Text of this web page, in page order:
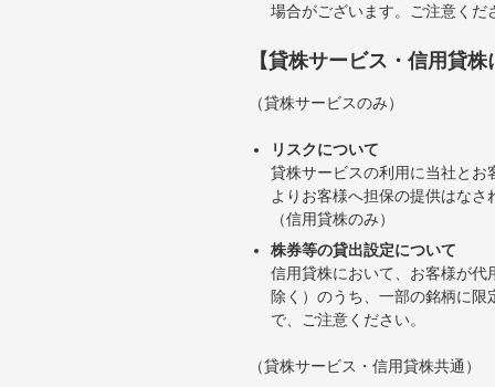
場合がございます。ご注意くだ
【貸株サービス・信用貸
（貸株サービスのみ）
リスクについて
貸株サービスの利用に当社と
よりお客様へ担保の提供はな
（信用貸株のみ）
株券等の貸出設定について
信用貸株において、お客様が
除く）のうち、一部の銘柄に
で、ご注意ください。
（貸株サービス・信用貸株共通）